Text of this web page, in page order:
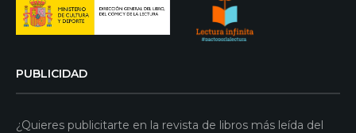
PUBLICIDAD
¿Quieres publicitarte en la revista de libros más leída del